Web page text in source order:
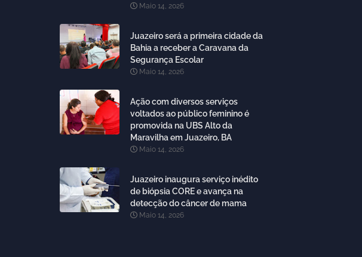
Maio 14, 2026
Juazeiro será a primeira cidade da
Bahia a receber a Caravana da
Segurança Escolar
Maio 14, 2026
Ação com diversos serviços
voltados ao público feminino é
promovida na UBS Alto da
Maravilha em Juazeiro, BA
Maio 14, 2026
Juazeiro inaugura serviço inédito
de biópsia CORE e avança na
detecção do câncer de mama
Maio 14, 2026